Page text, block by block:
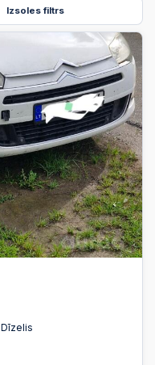
Izsoles filtrs
Dīzelis